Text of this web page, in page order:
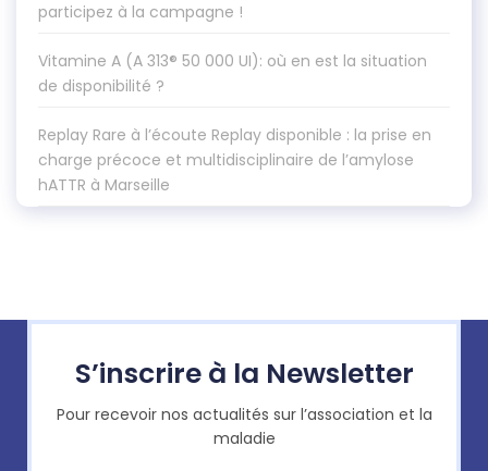
participez à la campagne !
Vitamine A (A 313® 50 000 UI): où en est la situation
de disponibilité ?
Replay Rare à l’écoute Replay disponible : la prise en
charge précoce et multidisciplinaire de l’amylose
hATTR à Marseille
S’inscrire à la Newsletter
Pour recevoir nos actualités sur l’association et la
maladie